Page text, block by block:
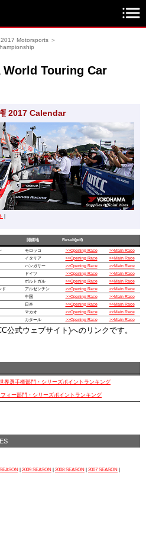
2017 Motorsports ＞
World Touring Car
2017 Calendar
開催地
Result(pdf)
モロッコ >>Opening Race
>>Main Race
イタリア >>Opening Race
>>Main Race
ハンガリー >>Opening Race
>>Main Race
ドイツ >>Opening Race
>>Main Race
ポルトガル >>Opening Race
>>Main Race
ド アルゼンチン >>Opening Race
>>Main Race
中国 >>Opening Race
>>Main Race
日本 >>Opening Race
>>Main Race
マカオ >>Opening Race
>>Main Race
カタール >>Opening Race >>Main Race
公式ウェブサイト)へのリンクです。
選手権部門・シリーズポイントランキング
ィー部門・シリーズポイントランキング
2009 SEASON 2008 SEASON 2007 SEASON